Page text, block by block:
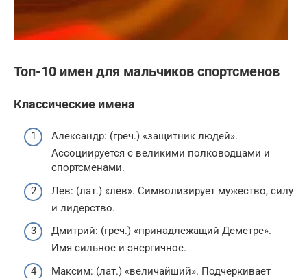
Топ-10 имен для мальчиков спортсменов
Классические имена
Александр: (греч.) «защитник людей».
Ассоциируется с великими полководцами и
спортсменами.
Лев: (лат.) «лев». Символизирует мужество, силу
и лидерство.
Дмитрий: (греч.) «принадлежащий Деметре».
Имя сильное и энергичное.
Максим: (лат.) «величайший». Подчеркивает